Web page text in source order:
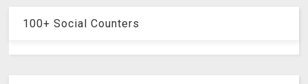
100+ Social Counters